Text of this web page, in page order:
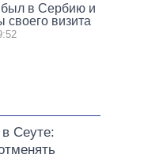
в Сербию и
своего визита
Сеуте: